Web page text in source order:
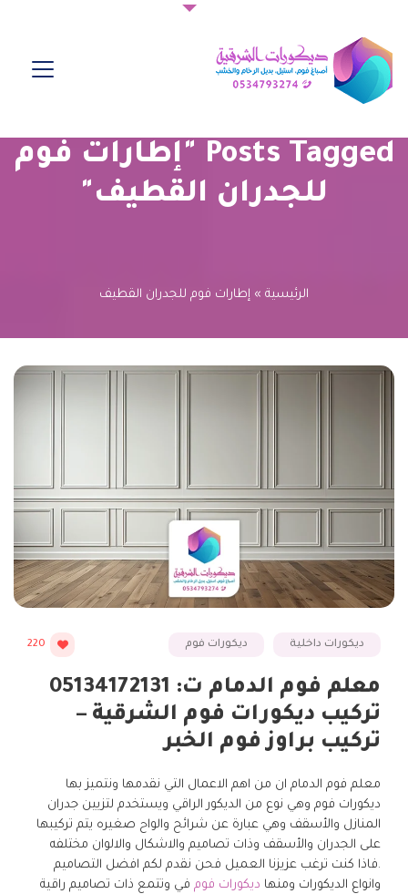
Posts Tagged "إطارات فوم
للجدران القطيف"
الرئيسية » إطارات فوم للجدران القطيف
ديكورات داخلية ديكورات فوم 220
معلم فوم الدمام ت: 05134172131
تركيب ديكورات فوم الشرقية –
تركيب براوز فوم الخبر
معلم فوم الدمام ان من اهم الاعمال التي نقدمها ونتميز بها
ديكورات فوم وهي نوع من الديكور الراقي ويستخدم لتزيين جدران
المنازل والأسقف وهي عبارة عن شرائح والواح صغيره يتم تركيبها
على الجدران والأسقف وذات تصاميم والاشكال والالوان مختلفه
.فاذا كنت ترغب عزيزنا العميل فحن نقدم لكم افضل التصاميم
وانواع الديكورات ومنها ديكورات فوم في وتتمع ذات تصاميم راقية